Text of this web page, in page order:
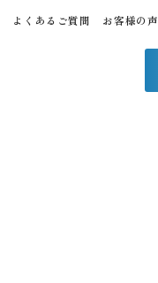
よくあるご質問 お客様の声